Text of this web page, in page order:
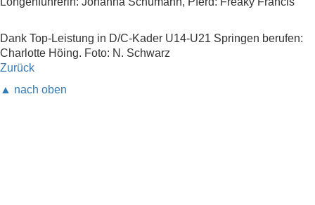
Dank Top-Leistung in D/C-Kader U14-U21 Springen berufen:
Charlotte Höing. Foto: N. Schwarz
Zurück
▲ nach oben